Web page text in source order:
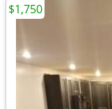
$1,750